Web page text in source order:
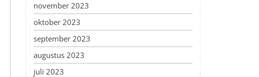
november 2023
oktober 2023
september 2023
augustus 2023
juli 2023